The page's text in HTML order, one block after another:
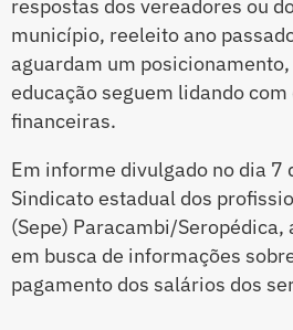
respostas dos vereadores ou
município, reeleito ano
aguardam um
educação seguem lidando
financeiras.
Em informe divulgado no dia 7
Sindicato estadual dos
(Sepe) Paracambi/Seropédica,
em busca de informações
pagamento dos salários dos